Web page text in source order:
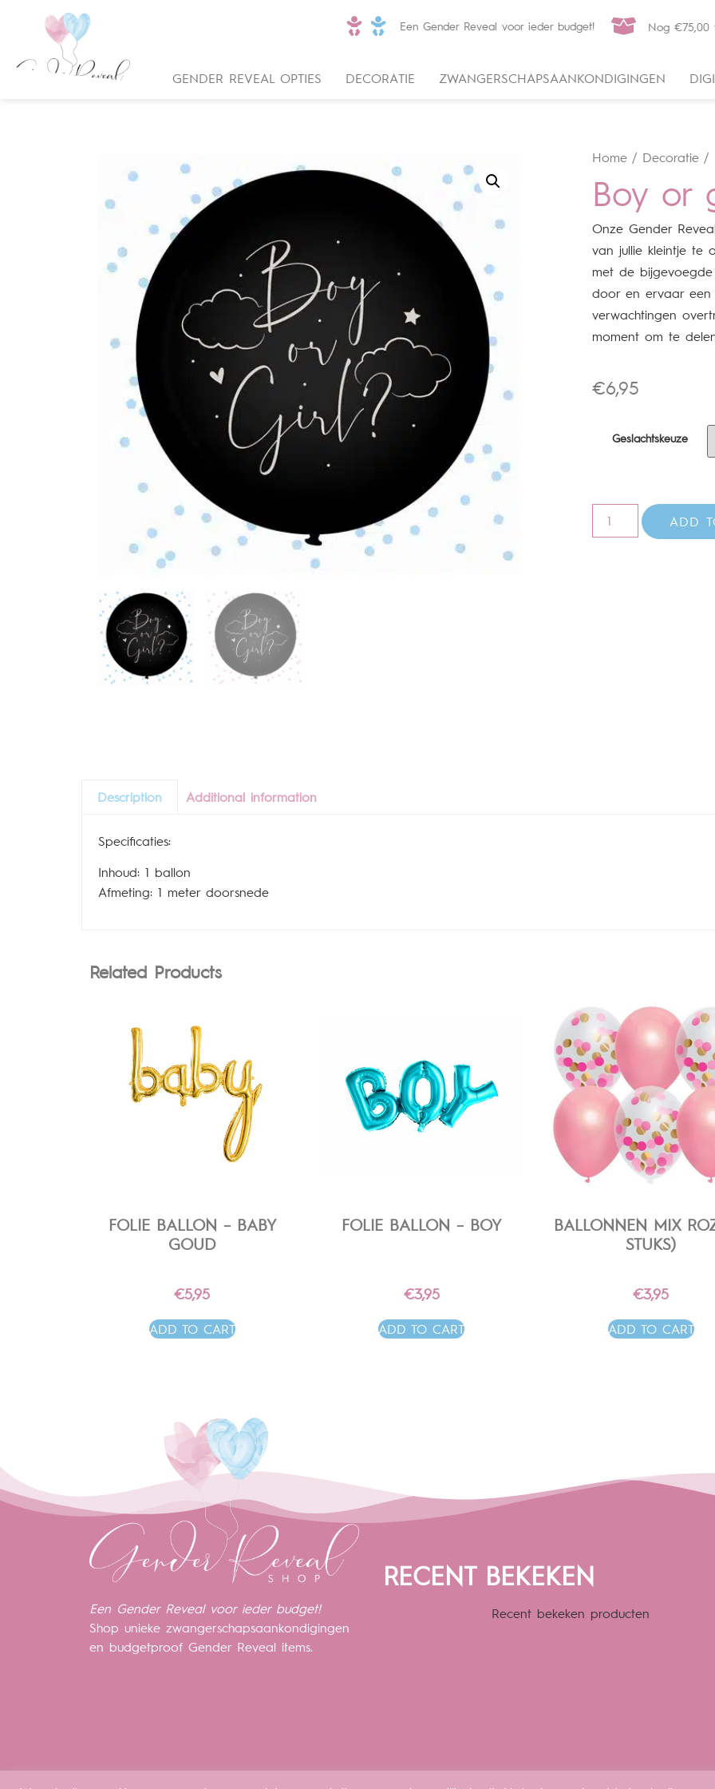
Een Gender Reveal voor ieder budget! Nog €75,00
GENDER REVEAL OPTIES DECORATIE ZWANGERSCHAPSAANKONDIGINGEN
Home / Decoratie /
Boy or
Onze Gender
van jullie kleintje te
met de
door en ervaar een
verwachtingen
moment om te
€6,95
Geslachtskeuze
ADD
Description Additional information
Specificaties:
Inhoud: 1 ballon
Afmeting: 1 meter doorsnede
Related Products
FOLIE BALLON – BABY
GOUD
€5,95
ADD TO CART
FOLIE BALLON – BOY
€3,95
ADD TO CART
BALLONNEN MIX
STUKS)
€3,95
ADD TO CART
Een Gender Reveal voor ieder budget!
Shop unieke zwangerschapsaankondigingen
en budgetproof Gender Reveal items.
RECENT BEKEKEN
Recent bekeken producten